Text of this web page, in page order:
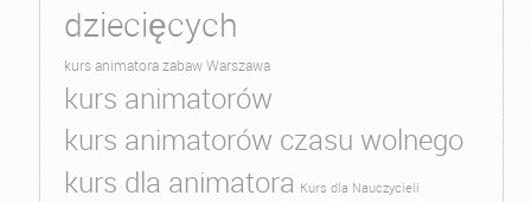
dziecięcych
kurs animatora zabaw Warszawa
kurs animatorów
kurs animatorów czasu wolnego
kurs dla animatora Kurs dla Nauczycieli